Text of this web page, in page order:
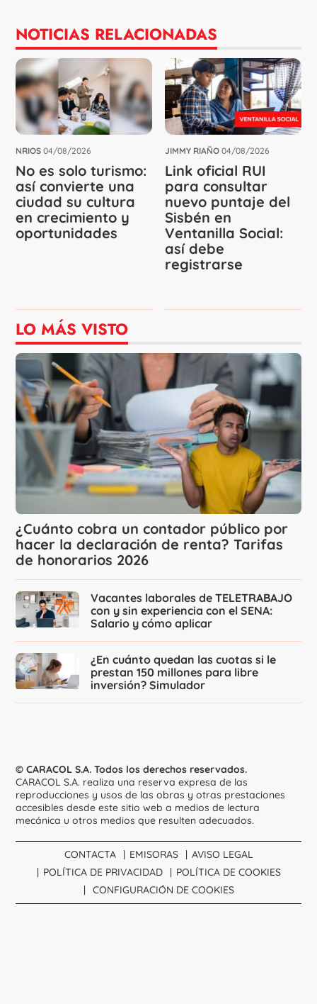
NOTICIAS RELACIONADAS
NRIOS 04/08/2026
No es solo turismo:
así convierte una
ciudad su cultura
en crecimiento y
oportunidades
JIMMY RIAÑO 04/08/2026
Link oficial RUI
para consultar
nuevo puntaje del
Sisbén en
Ventanilla Social:
así debe
registrarse
LO MÁS VISTO
¿Cuánto cobra un contador público por
hacer la declaración de renta? Tarifas
de honorarios 2026
Vacantes laborales de TELETRABAJO
con y sin experiencia con el SENA:
Salario y cómo aplicar
¿En cuánto quedan las cuotas si le
prestan 150 millones para libre
inversión? Simulador
© CARACOL S.A. Todos los derechos reservados.
CARACOL S.A. realiza una reserva expresa de las
reproducciones y usos de las obras y otras prestaciones
accesibles desde este sitio web a medios de lectura
mecánica u otros medios que resulten adecuados.
CONTACTA EMISORAS
AVISO LEGAL
POLÍTICA DE PRIVACIDAD
POLÍTICA DE COOKIES
CONFIGURACIÓN DE COOKIES